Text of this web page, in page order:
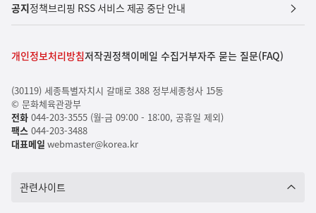
공지정책브리핑 RSS 서비스 제공 중단 안내
개인정보처리방침저작권정책이메일 수집거부자주 묻는 질문(FAQ)
(30119) 세종특별자치시 갈매로 388 정부세종청사 15동
© 문화체육관광부
전화044-203-3555 (월-금 09:00 - 18:00, 공휴일 제외)
팩스 044-203-3488
대표메일 webmaster@korea.kr
관련사이트